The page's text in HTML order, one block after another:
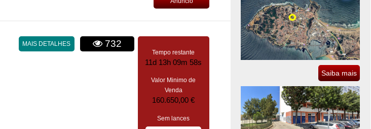
732
MAIS DETALHES
Tempo restante
11d 13h 09m 57s
Valor Minimo de
Venda
160.650,00 €
Sem lances
Saiba mais